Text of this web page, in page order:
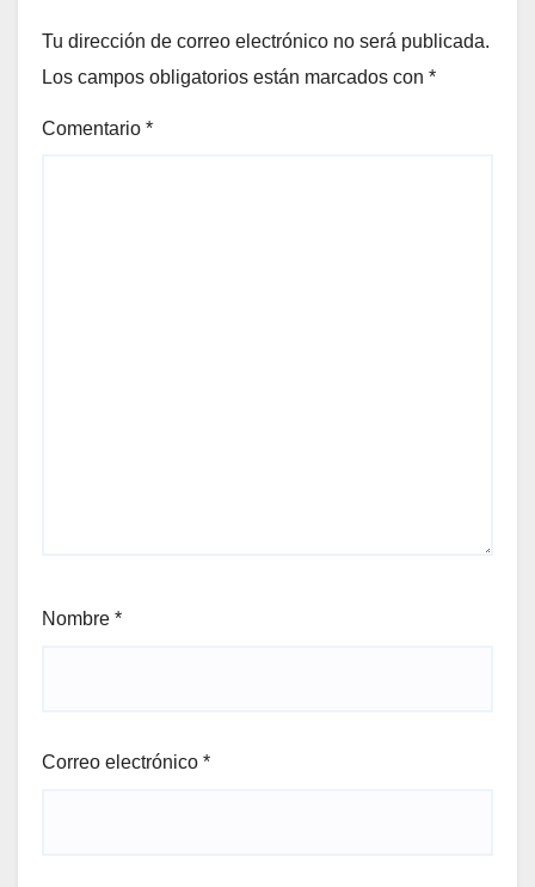
Tu dirección de correo electrónico no será publicada.
Los campos obligatorios están marcados con *
Comentario *
Nombre *
Correo electrónico *